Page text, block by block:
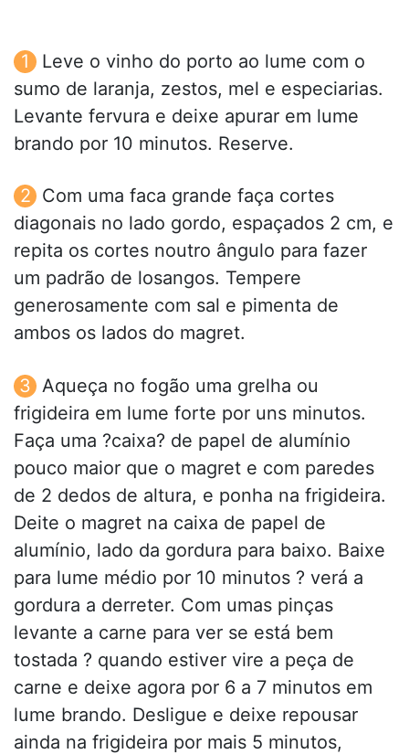
Leve o vinho do porto ao lume com o
sumo de laranja, zestos, mel e especiarias.
Levante fervura e deixe apurar em lume
brando por 10 minutos. Reserve.
Com uma faca grande faça cortes
diagonais no lado gordo, espaçados 2 cm, e
repita os cortes noutro ângulo para fazer
um padrão de losangos. Tempere
generosamente com sal e pimenta de
ambos os lados do magret.
Aqueça no fogão uma grelha ou
frigideira em lume forte por uns minutos.
Faça uma ?caixa? de papel de alumínio
pouco maior que o magret e com paredes
de 2 dedos de altura, e ponha na frigideira.
Deite o magret na caixa de papel de
alumínio, lado da gordura para baixo. Baixe
para lume médio por 10 minutos ? verá a
gordura a derreter. Com umas pinças
levante a carne para ver se está bem
tostada ? quando estiver vire a peça de
carne e deixe agora por 6 a 7 minutos em
lume brando. Desligue e deixe repousar
ainda na frigideira por mais 5 minutos,